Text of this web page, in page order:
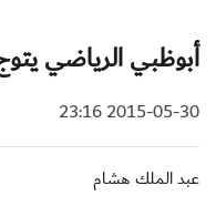
أبوظبي الرياضي
2015-05-30 23:16
عبد الملك هشام